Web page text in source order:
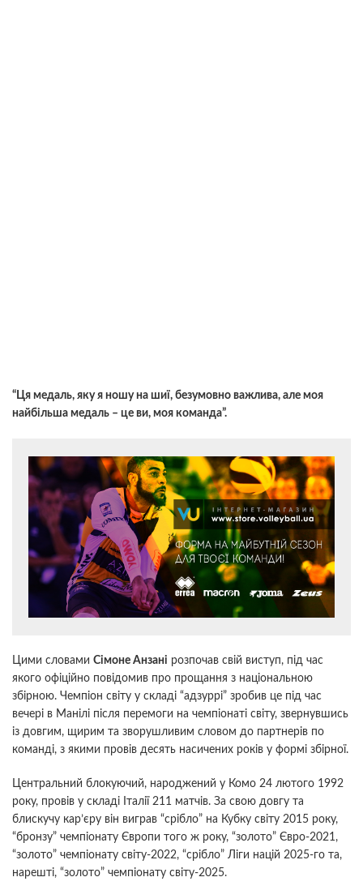
“Ця медаль, яку я ношу на шиї, безумовно важлива, але моя
найбільша медаль – це ви, моя команда”.
Цими словами Сімоне Анзані розпочав свій виступ, під час
якого офіційно повідомив про прощання з національною
збірною. Чемпіон світу у складі “адзуррі” зробив це під час
вечері в Манілі після перемоги на чемпіонаті світу, звернувшись
із довгим, щирим та зворушливим словом до партнерів по
команді, з якими провів десять насичених років у формі збірної.
Центральний блокуючий, народжений у Комо 24 лютого 1992
року, провів у складі Італії 211 матчів. За свою довгу та
блискучу кар’єру він виграв “срібло” на Кубку світу 2015 року,
“бронзу” чемпіонату Європи того ж року, “золото” Євро-2021,
“золото” чемпіонату світу-2022, “срібло” Ліги націй 2025-го та,
нарешті, “золото” чемпіонату світу-2025.